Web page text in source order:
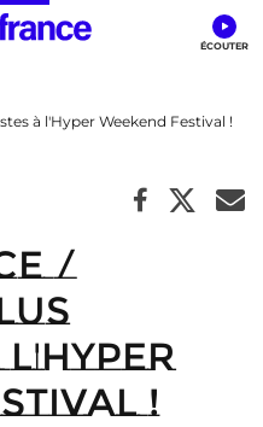
à l'Hyper Weekend Festival !
/
!